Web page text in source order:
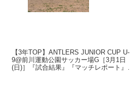
【3年TOP】ANTLERS JUNIOR CUP U-
9@前川運動公園サッカー場G［3月1日
(日)］『試合結果』『マッチレポート』